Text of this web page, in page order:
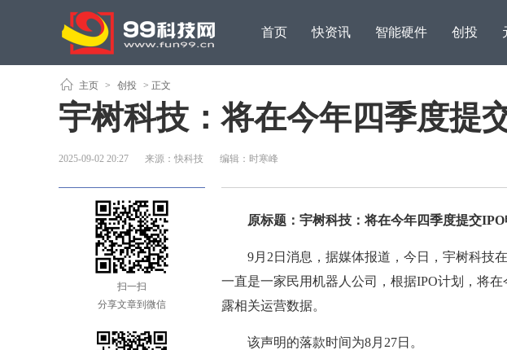
首页 快资讯 智能硬件 创投
主页 > 创投 > 正文
宇树科技：将在今年四季度提
2025-09-02 20:27 来源：快科技 编辑：时寒峰
扫一扫
分享文章到微信
原标题：宇树科技：将在今年四季度提交IPO
9月2日消息，据媒体报道，今日，宇树科技在
一直是一家民用机器人公司，根据IPO计划，将
露相关运营数据。
该声明的落款时间为8月27日。